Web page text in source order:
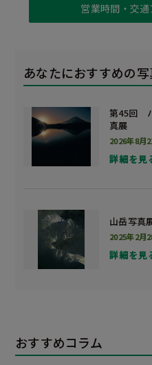
営業時間・交
あなたにおすすめの
第45回
真展
2026年8月
詳細を見
山岳写真
2025年2月
詳細を見
おすすめコラム